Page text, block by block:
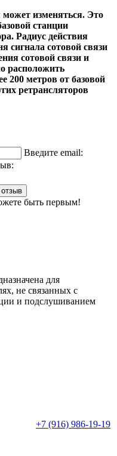
может изменяться. Это
станции
Радиус действия
сигнала сотовой связи
сотовой связи и
расположить
200 метров от базовой
ретрансляторов
Введите email:
быть первым!
для
не связанных с
и подслушиванием
+7 (916) 986-19-19